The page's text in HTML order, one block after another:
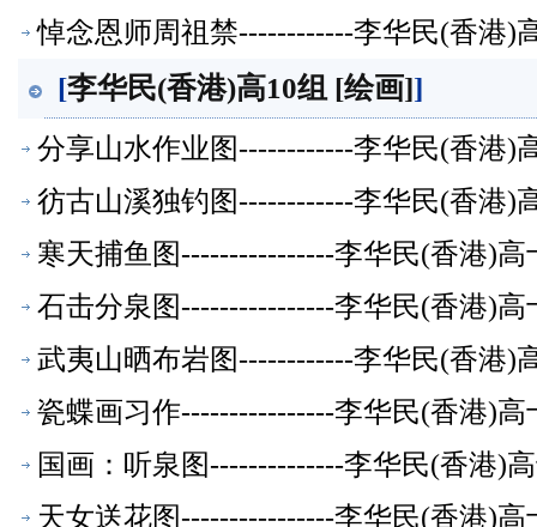
悼念恩师周祖禁------------李华民(香港)
[李华民(香港)高10组 [绘画]]
分享山水作业图------------李华民(香港)
彷古山溪独钓图------------李华民(香港)
寒天捕鱼图----------------李华民(香港)高
石击分泉图----------------李华民(香港)高
武夷山晒布岩图------------李华民(香港)
瓷蝶画习作----------------李华民(香港)高
国画：听泉图--------------李华民(香港)
天女送花图----------------李华民(香港)高